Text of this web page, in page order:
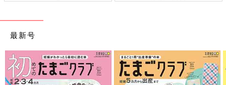
最新号